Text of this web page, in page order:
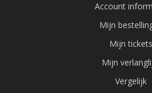
Account
Mijn
Mijn tickets
Mijn
Vergelijk